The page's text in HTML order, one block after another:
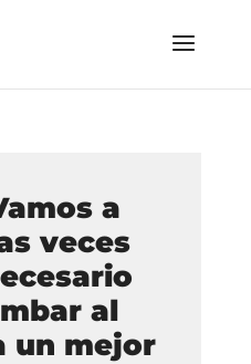
a
veces
al
un mejor